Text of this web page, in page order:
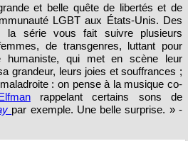
et belle quête de libertés et de
LGBT aux États-Unis. Des
la série vous fait suivre plusieurs
de transgenres, luttant pour
humaniste, qui met en scène leur
grandeur, leurs joies et souffrances ;
: on pense à la musique co-
rappelant certains sons de
par exemple. Une belle surprise. » -